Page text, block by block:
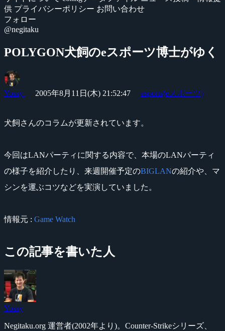
供 プライバシーポリシー お問い合わせ
フォロー
@negitaku
POLYGON犬飼のeスポーツ博士がゆく
Yossy 2005年8月11日(木) 21:52:47 esports(eスポーツ)
犬飼さんのコラムが更新されています。
今回はLANパーティに関する内容で、本場のLANパーティ
の様子を紹介したり、来週開催予定のBIGLANの紹介や、マ
シンを運ぶコツなどを実演していました。
情報元 : Game Watch
この記事を書いた人
Yossy
Negitaku.org 運営者(2002年より)。Counter-Strikeシリーズ、